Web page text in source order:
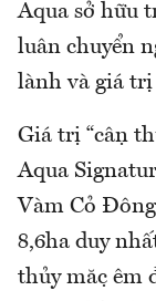
Aqua sở hữu
luân chuyển
lành và giá
Giá trị “cận
Aqua
Vàm Cỏ
8,6ha duy
thủy mặc êm